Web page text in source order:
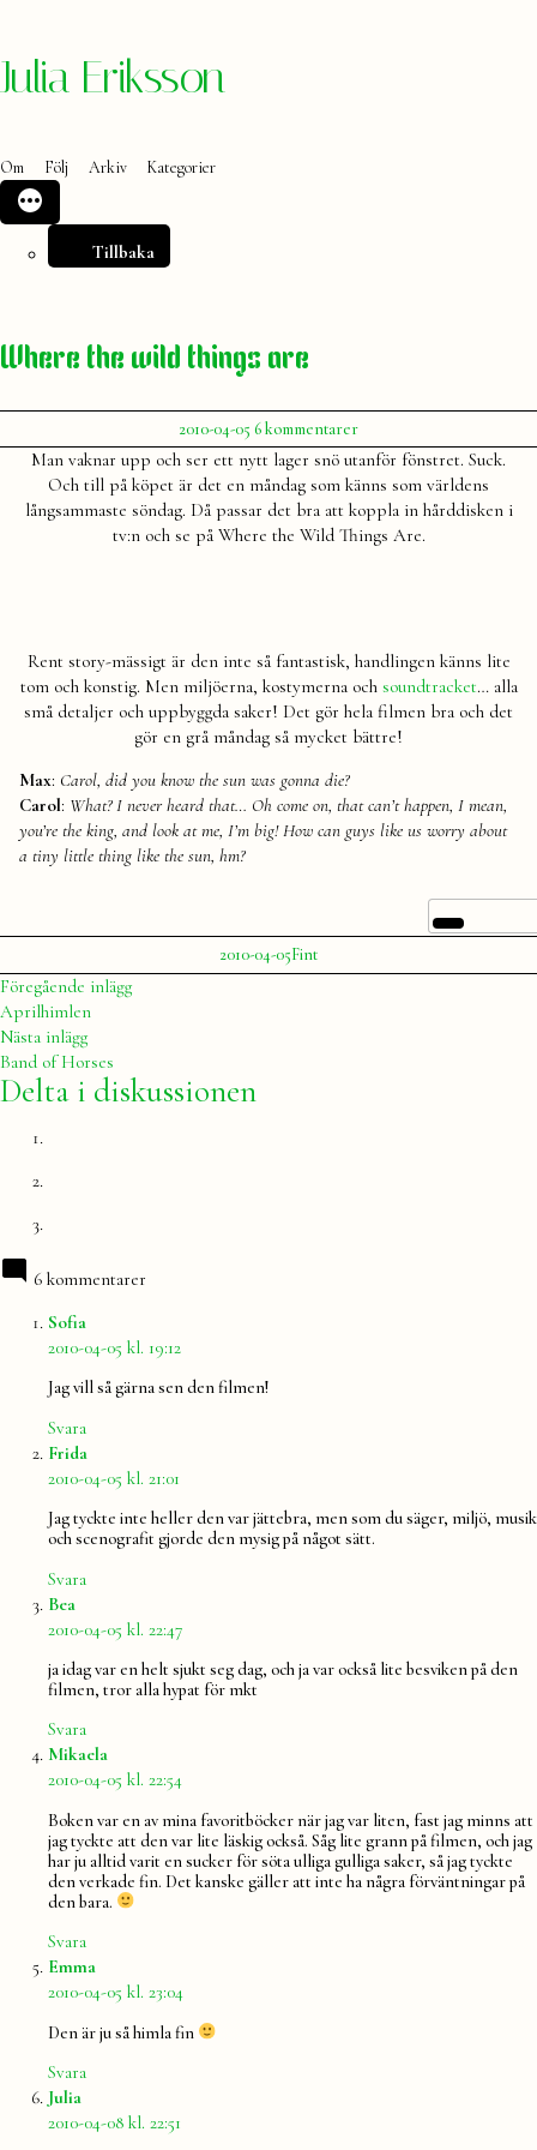
Hoppa
Julia Eriksson
Om Följ Arkiv Kategorier
Tillbaka
Where the wild things are
Publicerat
av
Julia
2010-04-05 6 kommentarertill
Where
wild
things
are
Man vaknar upp och ser ett nytt lager snö utanför fönstret. Suck.
Och till på köpet är det en måndag som känns som världens
långsammaste söndag. Då passar det bra att koppla in hårddisken i
tv:n och se på Where the Wild Things Are.
Rent story-mässigt är den inte så fantastisk, handlingen känns lite
tom och konstig. Men miljöerna, kostymerna och soundtracket… alla
små detaljer och uppbyggda saker! Det gör hela filmen bra och det
gör en grå måndag så mycket bättre!
Max: Carol, did you know the sun was gonna die?
Carol: What? I never heard that… Oh come on, that can’t happen, I mean,
you’re the king, and look at me, I’m big! How can guys like us worry about
a tiny little thing like the sun, hm?
Publicerat
av
Julia
2010-04-05Publicerat
i
Fint
Inläggsnavigering
Föregående inläggFöregående
Aprilhimlen
Nästa inläggNästa
inlägg:
Band of Horses
Delta i diskussionen
6 kommentarer
Sofia
2010-04-05 kl. 19:12
Jag vill så gärna sen den filmen!
Svara
Frida
2010-04-05 kl. 21:01
Jag tyckte inte heller den var jättebra, men som du säger, miljö, musik
och scenografit gjorde den mysig på något sätt.
Svara
Bea
2010-04-05 kl. 22:47
ja idag var en helt sjukt seg dag, och ja var också lite besviken på den
filmen, tror alla hypat för mkt
Svara
Mikaela
2010-04-05 kl. 22:54
Boken var en av mina favoritböcker när jag var liten, fast jag minns att
jag tyckte att den var lite läskig också. Såg lite grann på filmen, och jag
har ju alltid varit en sucker för söta ulliga gulliga saker, så jag tyckte
den verkade fin. Det kanske gäller att inte ha några förväntningar på
den bara.
Svara
Emma
2010-04-05 kl. 23:04
Den är ju så himla fin
Svara
Julia
2010-04-08 kl. 22:51